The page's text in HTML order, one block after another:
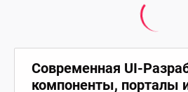
Современная UI-
компоненты, порталы